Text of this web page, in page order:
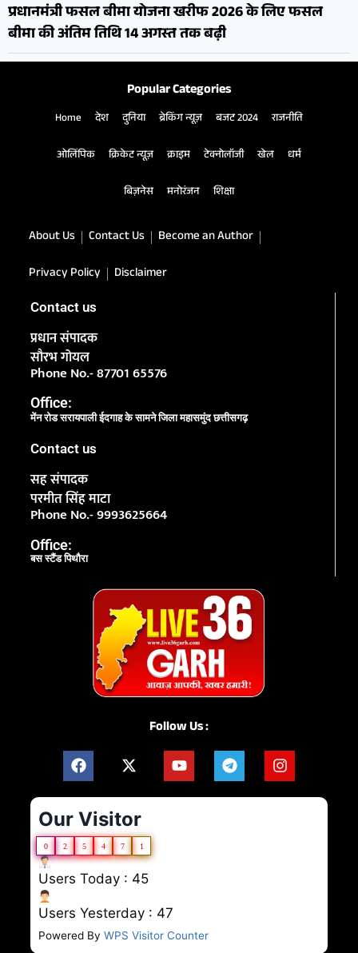
प्रधानमंत्री फसल बीमा योजना खरीफ 2026 के लिए फसल
बीमा की अंतिम तिथि 14 अगस्त तक बढ़ी
Popular Categories
Home देश दुनिया ब्रेकिंग न्यूज़ बजट 2024 राजनीति
ओलिंपिक क्रिकेट न्यूज़ क्राइम टेक्नोलॉजी खेल धर्म
बिज़नेस मनोरंजन शिक्षा
About Us Contact Us
Become an Author
Privacy Policy
Disclaimer
Contact us
प्रधान संपादक
सौरभ गोयल
Phone No.- 87701 65576
Office:
मेंन रोड सरायपाली ईदगाह के सामने जिला महासमुंद छत्तीसगढ़
Contact us
सह संपादक
परमीत सिंह माटा
Phone No.- 9993625664
Office:
बस स्टैंड पिथौरा
Follow Us :
Our Visitor
0 2 5 4 7 1
Users Today : 45
Users Yesterday : 47
Powered By WPS Visitor Counter